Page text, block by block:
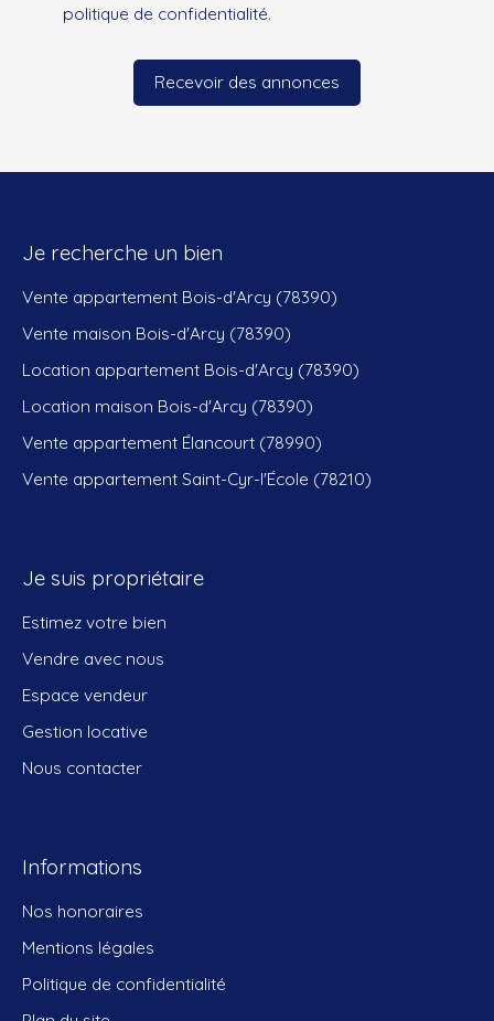
politique de confidentialité.
Recevoir des annonces
Je recherche un bien
Vente appartement Bois-d'Arcy (78390)
Vente maison Bois-d'Arcy (78390)
Location appartement Bois-d'Arcy (78390)
Location maison Bois-d'Arcy (78390)
Vente appartement Élancourt (78990)
Vente appartement Saint-Cyr-l'École (78210)
Je suis propriétaire
Estimez votre bien
Vendre avec nous
Espace vendeur
Gestion locative
Nous contacter
Informations
Nos honoraires
Mentions légales
Politique de confidentialité